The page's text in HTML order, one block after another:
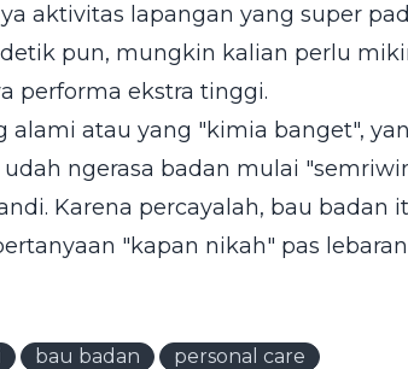
aktivitas lapangan yang super
pun, mungkin kalian perlu
performa ekstra tinggi.
alami atau yang "kimia banget",
ngerasa badan mulai
Karena percayalah, bau badan
"kapan nikah" pas
bau badan personal care